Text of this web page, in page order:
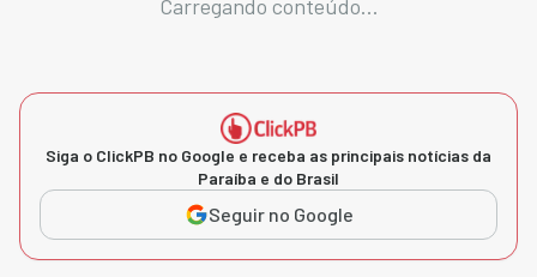
Carregando conteúdo...
Siga o ClickPB no Google e receba as principais notícias da
Paraíba e do Brasil
Seguir no Google